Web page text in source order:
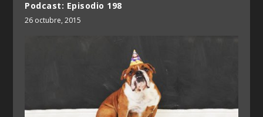
Podcast: Episodio 198
26 octubre, 2015